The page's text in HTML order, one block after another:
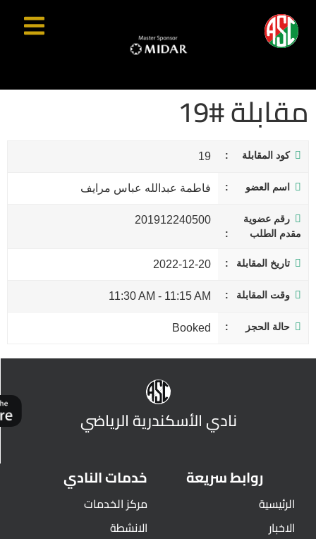
مقابلة #19
كود المقابلة 19
اسم العضو فاطمة عبدالله عباس مرايف
رقم عضوية
مقدم الطلب
201912240500
تاريخ المقابلة 2022-12-20
وقت المقابلة 11:15 AM
-
11:30 AM
حالة الحجز Booked
نادي الأسكندرية الرياضي
روابط سريعة
الرئيسية
الاخبار
خدمات النادي
مركز الخدمات
الانشطة